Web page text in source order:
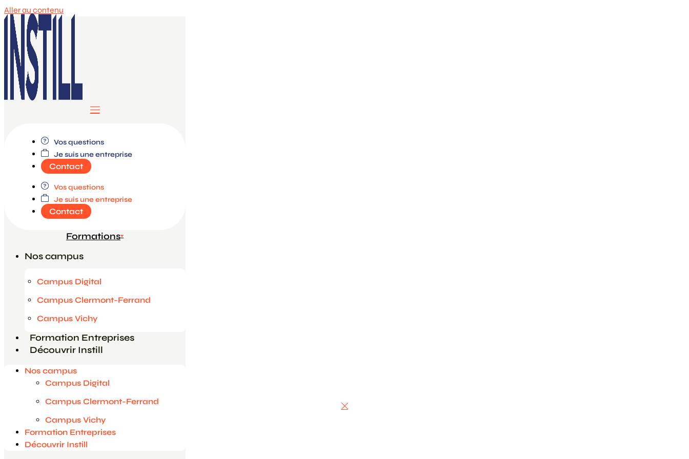
Aller au contenu
Vos questions
Je suis une entreprise
Contact
Vos questions
Je suis une entreprise
Contact
Formations
Nos campus
Campus Digital
Campus Clermont-Ferrand
Campus Vichy
Formation Entreprises
Découvrir Instill
Nos campus
Campus Digital
Campus Clermont-Ferrand
Campus Vichy
Formation Entreprises
Découvrir Instill
Nos campus
Découvrir Instill
Contact
Vos questions
Je suis une entreprise